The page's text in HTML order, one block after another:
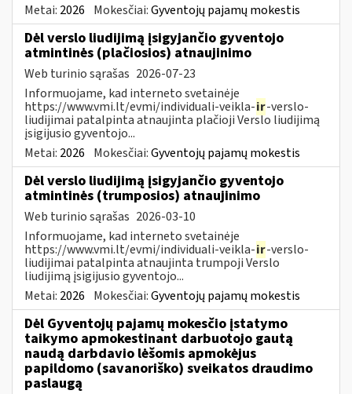
Metai: 2026 Mokesčiai:Gyventojų pajamų mokestis
Dėl verslo liudijimą įsigyjančio gyventojo
atmintinės (plačiosios) atnaujinimo
Web turinio sąrašas 2026-07-23
Informuojame, kad interneto svetainėje
https://www.vmi.lt/evmi/individuali-veikla-ir-verslo-
liudijimai patalpinta atnaujinta plačioji Verslo liudijimą
įsigijusio gyventojo...
Metai: 2026 Mokesčiai:Gyventojų pajamų mokestis
Dėl verslo liudijimą įsigyjančio gyventojo
atmintinės (trumposios) atnaujinimo
Web turinio sąrašas 2026-03-10
Informuojame, kad interneto svetainėje
https://www.vmi.lt/evmi/individuali-veikla-ir-verslo-
liudijimai patalpinta atnaujinta trumpoji Verslo
liudijimą įsigijusio gyventojo...
Metai: 2026 Mokesčiai:Gyventojų pajamų mokestis
Dėl Gyventojų pajamų mokesčio įstatymo
taikymo apmokestinant darbuotojo gautą
naudą darbdavio lėšomis apmokėjus
papildomo (savanoriško) sveikatos draudimo
paslaugą